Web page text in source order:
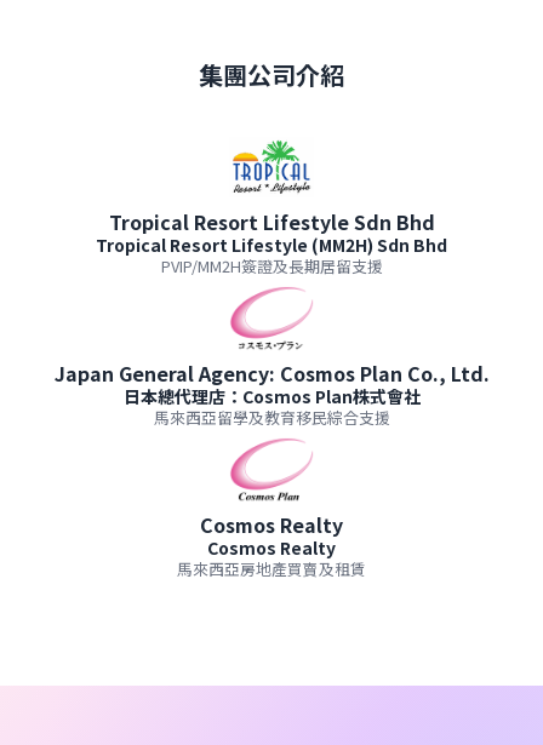
集團公司介紹
Tropical Resort Lifestyle Sdn Bhd
Tropical Resort Lifestyle (MM2H) Sdn Bhd
PVIP/MM2H簽證及長期居留支援
Japan General Agency: Cosmos Plan Co., Ltd.
日本總代理店：Cosmos Plan株式會社
馬來西亞留學及教育移民綜合支援
Cosmos Realty
Cosmos Realty
馬來西亞房地產買賣及租賃